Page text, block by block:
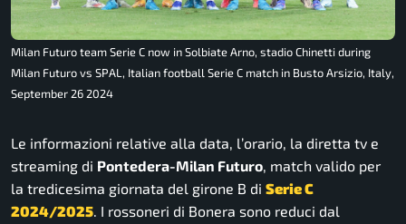
Milan Futuro team Serie C now in Solbiate Arno, stadio Chinetti during
Milan Futuro vs SPAL, Italian football Serie C match in Busto Arsizio, Italy,
September 26 2024
Le informazioni relative alla data, l’orario, la diretta tv e
streaming di Pontedera-Milan Futuro, match valido per
la tredicesima giornata del girone B di Serie C
2024/2025. I rossoneri di Bonera sono reduci dal